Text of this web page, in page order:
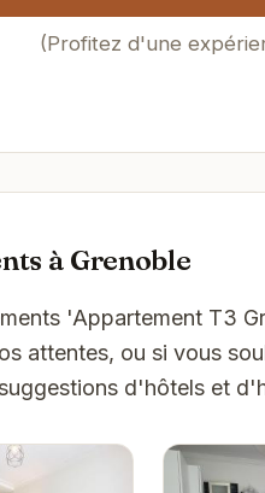
(Profitez d'une
à Grenoble
'Appartement T3
attentes, ou si vous
d'hôtels et